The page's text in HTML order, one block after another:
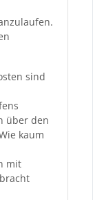
sind
über den
kaum
mit